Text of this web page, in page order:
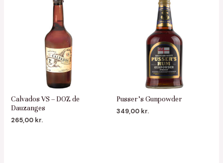
Calvados VS – DOZ de
Dauzanges
265,00 kr.
Pusser’s Gunpowder
349,00 kr.